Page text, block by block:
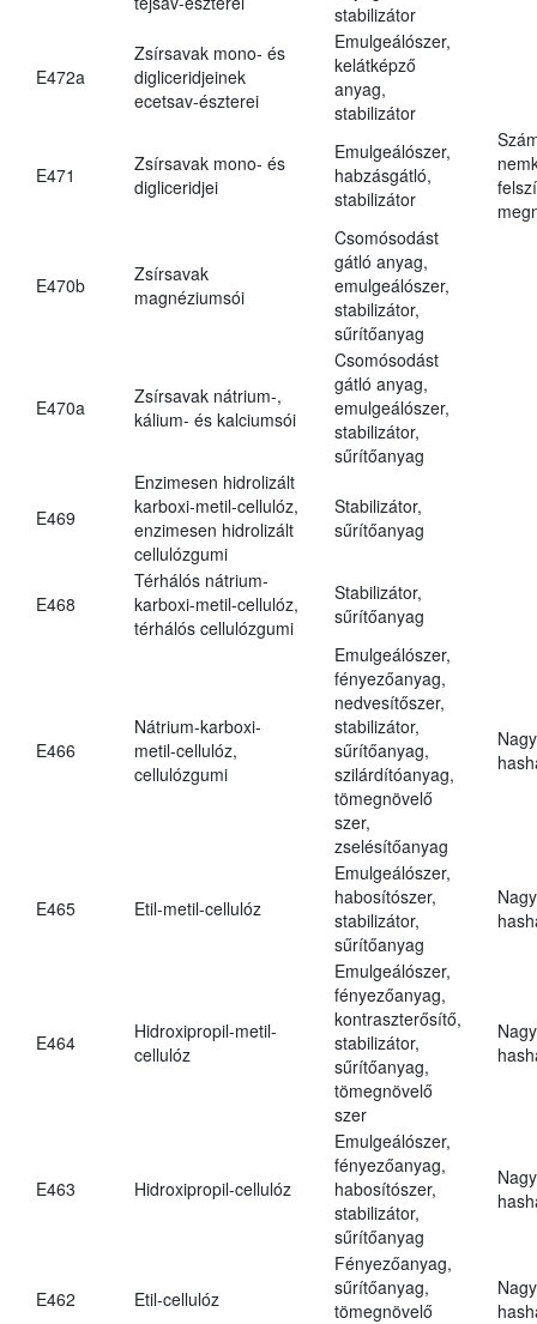
stabilizátor
E472a
Zsírsavak mono- és
digliceridjeinek
ecetsav-észterei
Emulgeálószer,
kelátképző
anyag,
stabilizátor
E471
Zsírsavak mono- és
digliceridjei
Emulgeálószer,
habzásgátló,
stabilizátor
E470b
Zsírsavak
magnéziumsói
Csomósodást
gátló anyag,
emulgeálószer,
stabilizátor,
sűrítőanyag
E470a
Zsírsavak nátrium-,
kálium- és kalciumsói
Csomósodást
gátló anyag,
emulgeálószer,
stabilizátor,
sűrítőanyag
E469
Enzimesen hidrolizált
karboxi-metil-cellulóz,
enzimesen hidrolizált
cellulózgumi
Stabilizátor,
sűrítőanyag
E468
Térhálós nátrium-
karboxi-metil-cellulóz,
térhálós cellulózgumi
Stabilizátor,
sűrítőanyag
E466
Nátrium-karboxi-
metil-cellulóz,
cellulózgumi
Emulgeálószer,
fényezőanyag,
nedvesítőszer,
stabilizátor,
sűrítőanyag,
szilárdítóanyag,
tömegnövelő
szer,
zselésítőanyag
E465 Etil-metil-cellulóz
Emulgeálószer,
habosítószer,
stabilizátor,
sűrítőanyag
E464
Hidroxipropil-metil-
cellulóz
Emulgeálószer,
fényezőanyag,
kontraszterősítő,
stabilizátor,
sűrítőanyag,
tömegnövelő
szer
E463 Hidroxipropil-cellulóz
Emulgeálószer,
fényezőanyag,
habosítószer,
stabilizátor,
sűrítőanyag
E462 Etil-cellulóz
Fényezőanyag,
sűrítőanyag,
tömegnövelő